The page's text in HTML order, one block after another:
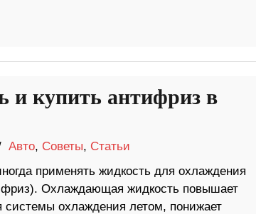
и купить антифриз в
Авто, Советы, Статьи
применять жидкость для охлаждения
Охлаждающая жидкость повышает
системы охлаждения летом, понижает